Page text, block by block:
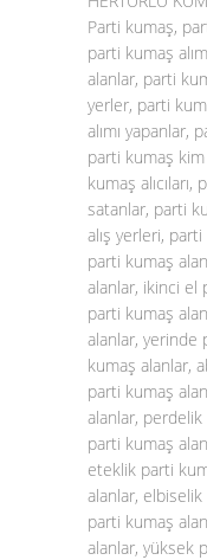
Parti kumaş,
parti kumaş
alanlar, parti
yerler, parti
alımı yapanlar,
parti kumaş kim
kumaş
satanlar, parti
alış yerleri,
parti kumaş
alanlar, ikinci el
parti kumaş
alanlar, yerinde
kumaş alanlar,
parti kumaş
alanlar,
parti kumaş
eteklik parti
alanlar,
parti kumaş
alanlar, yüksek